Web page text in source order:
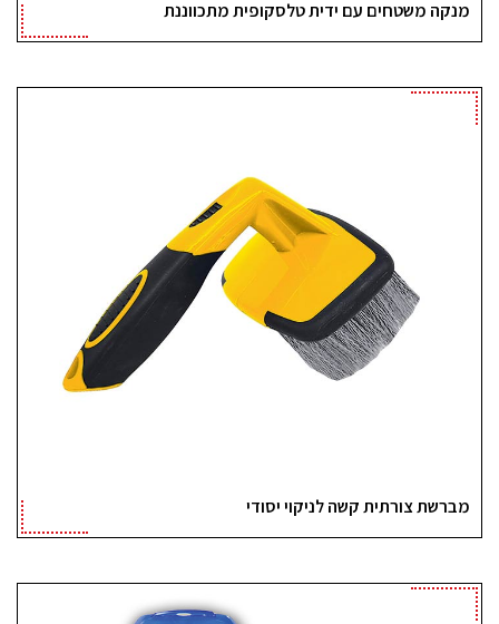
מנקה משטחים עם ידית טלסקופית מתכווננת
מברשת צורתית קשה לניקוי יסודי